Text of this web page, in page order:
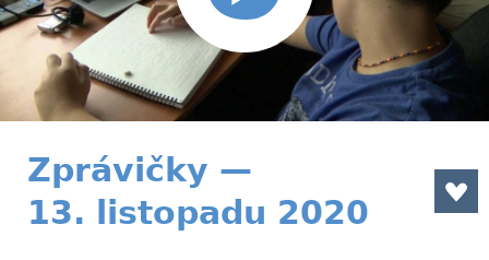
Zprávičky —
13. listopadu 2020